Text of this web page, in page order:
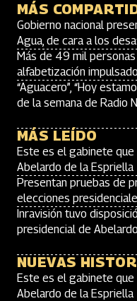
MÁS
Gobierno nacional
Agua, de cara a los
Más de 49 mil
alfabetización
“Aguacero”, “Hoy
de la semana de Radio
MÁS LEÍDO
Este es el gabinete
Abelardo de la Espriella
Presentan pruebas de
elecciones
Inravisión tuvo
presidencial de
NUEVAS
Este es el gabinete
Abelardo de la Espriella